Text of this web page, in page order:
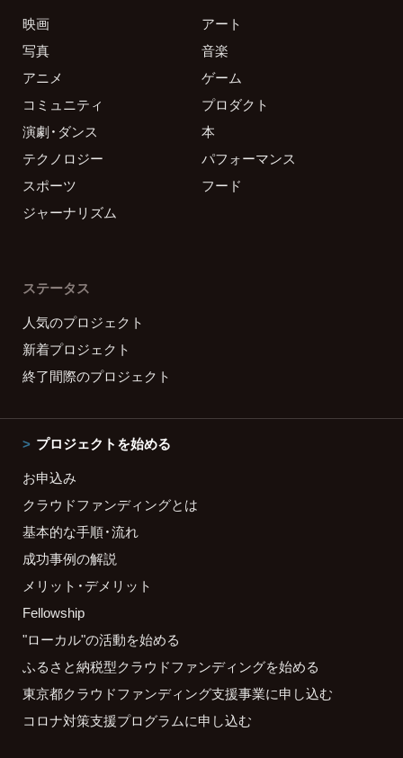
映画
アート
写真
音楽
アニメ
ゲーム
コミュニティ
プロダクト
演劇・ダンス
本
テクノロジー
パフォーマンス
スポーツ
フード
ジャーナリズム
ステータス
人気のプロジェクト
新着プロジェクト
終了間際のプロジェクト
プロジェクトを始める
お申込み
クラウドファンディングとは
基本的な手順・流れ
成功事例の解説
メリット・デメリット
Fellowship
"ローカル"の活動を始める
ふるさと納税型クラウドファンディングを始める
東京都クラウドファンディング支援事業に申し込む
コロナ対策支援プログラムに申し込む